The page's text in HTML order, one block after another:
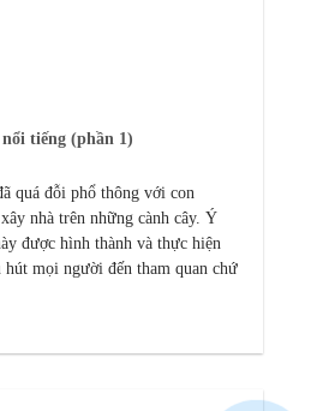
tiếng (phần 1)
quá đỗi phổ thông với con
nhà trên những cành cây. Ý
được hình thành và thực hiện
hút mọi người đến tham quan chứ